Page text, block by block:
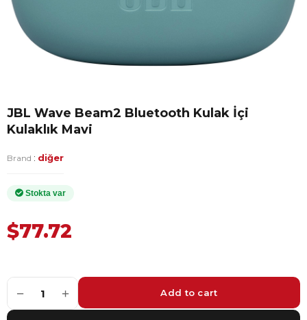
JBL Wave Beam2 Bluetooth Kulak İçi
Kulaklık Mavi
Brand : diğer
$77.72
− 1 +